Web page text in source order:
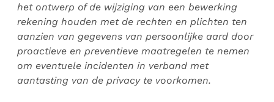
het ontwerp of de wijziging van een bewerking
rekening houden met de rechten en plichten ten
aanzien van gegevens van persoonlijke aard door
proactieve en preventieve maatregelen te nemen
om eventuele incidenten in verband met
aantasting van de privacy te voorkomen.